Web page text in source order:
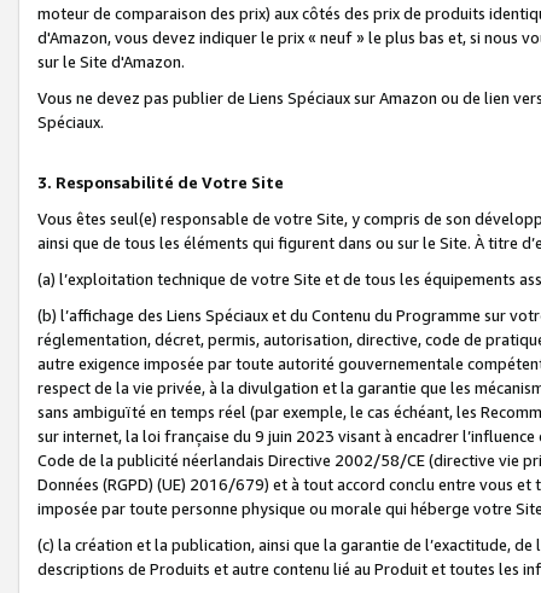
moteur de comparaison des prix) aux côtés des prix de produits
d'Amazon, vous devez indiquer le prix « neuf » le plus bas et, si nous
sur le Site d'Amazon.
Vous ne devez pas publier de Liens Spéciaux sur Amazon ou de lien
Spéciaux.
3. Responsabilité de Votre Site
Vous êtes seul(e) responsable de votre Site, y compris de son
ainsi que de tous les éléments qui figurent dans ou sur le Site. À titre
(a) l’exploitation technique de votre Site et de tous les équipements
(b) l’affichage des Liens Spéciaux et du Contenu du Programme sur
réglementation, décret, permis, autorisation, directive, code de
autre exigence imposée par toute autorité gouvernementale
respect de la vie privée, à la divulgation et la garantie que les
sans ambiguïté en temps réel (par exemple, le cas échéant, les
sur internet, la loi française du 9 juin 2023 visant à encadrer
Code de la publicité néerlandais Directive 2002/58/CE (directive vie
Données (RGPD) (UE) 2016/679) et à tout accord conclu entre vous
imposée par toute personne physique ou morale qui héberge votre
(c) la création et la publication, ainsi que la garantie de l’exactitude,
descriptions de Produits et autre contenu lié au Produit et toutes les